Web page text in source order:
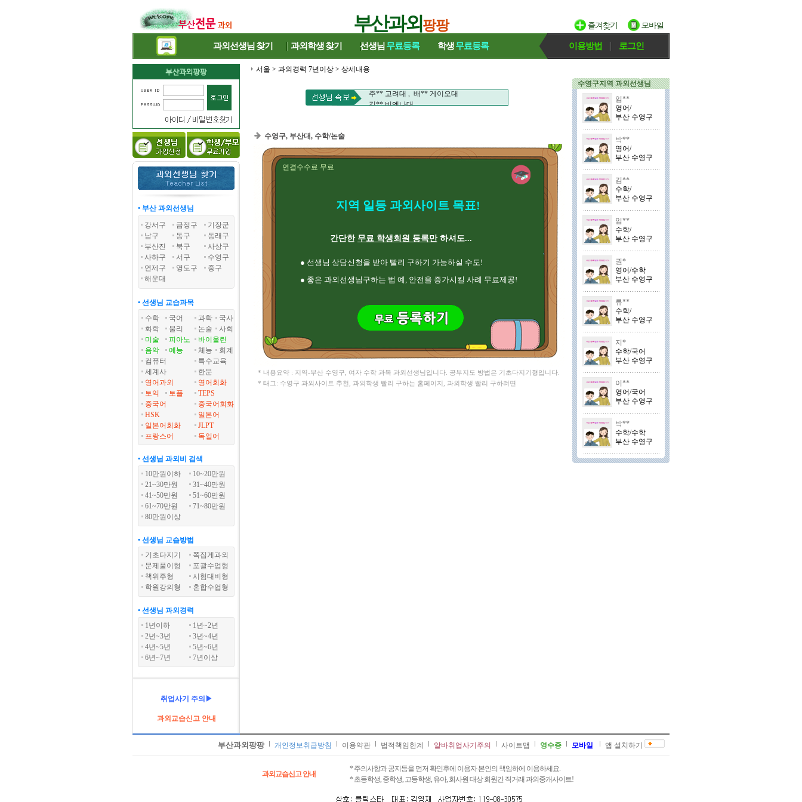
부산과외팡팡
과외선생님 찾기 과외학생찾기 선생님 무료등록 학생무료등록 이용방법 로그인
• 부산 과외선생님
강서구
금정구
기장군
남구
동구
동래구
부산진
북구
사상구
사하구
서구
수영구
연제구
영도구
중구
해운대
• 선생님 교습과목
수학
국어 과학
국사
화학
물리 논술
사회
미술
피아노
바이올린
음악
예능 체능
회계
컴퓨터
특수교육
세계사
한문
영어과외
영어회화
토익
토플
TEPS
중국어
중국어회화
HSK
일본어
일본어회화
JLPT
프랑스어
독일어
• 선생님 과외비 검색
10만원이하
10~20만원
21~30만원
31~40만원
41~50만원
51~60만원
61~70만원
71~80만원
80만원이상
• 선생님 교습방법
기초다지기
쪽집게과외
문제풀이형
포괄수업형
책위주형
시험대비형
학원강의형
혼합수업형
• 선생님 과외경력
1년이하
1년~2년
2년~3년
3년~4년
4년~5년
5년~6년
6년~7년
7년이상
취업사기 주의▶
과외교습신고 안내
서울 > 과외경력 7년이상 > 상세내용
주** 고려대 , 배** 게이오대
김** 비엔나대
수영구, 부산대, 수학/논술
연결수수료 무료
지역 일등 과외사이트 목표!
간단한 무료 학생회원 등록만하셔도...
● 선생님 상담신청을 받아 빨리 구하기 가능하실 수도!
● 좋은 과외선생님구하는 법 예, 안전을 증가시킬 사례 무료제공!
* 내용요약 : 지역-부산 수영구, 여자 수학 과목 과외선생님입니다. 공부지도 방법은 기초다지기형입니다.
* 태그: 수영구 과외사이트 추천, 과외학생 빨리 구하는 홈페이지, 과외학생 빨리 구하려면
수영구지역 과외선생님
임**
영어/
부산 수영구
박**
영어/
부산 수영구
김**
수학/
부산 수영구
임**
수학/
부산 수영구
권*
영어/수학
부산 수영구
류**
수학/
부산 수영구
지*
수학/국어
부산 수영구
이**
영어/국어
부산 수영구
박**
수학/수학
부산 수영구
부산과외팡팡 개인정보취급방침 이용약관 법적책임한계 알바취업사기주의 사이트맵 영수증 모바일 앱 설치하기
과외교습신고 안내
* 주의사항과 공지등을 먼저 확인후에 이용자 본인의 책임하에 이용하세요.
* 초등학생, 중학생, 고등학생, 유아, 회사원 대상 회원간 직거래 과외중개사이트!